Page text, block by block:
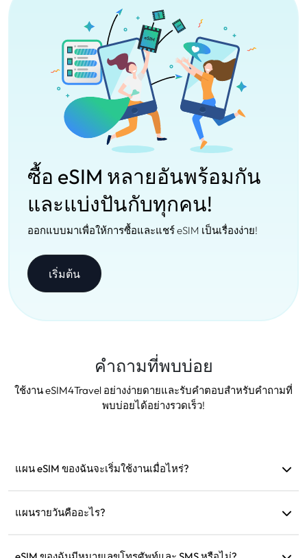
ซื้อ eSIM หลายอันพร้อมกัน
และแบ่งปันกับทุกคน!
ออกแบบมาเพื่อให้การซื้อและแชร์ eSIM เป็นเรื่องง่าย!
เริ่มต้น
คำถามที่พบบ่อย
ใช้งาน eSIM4Travel อย่างง่ายดายและรับคำตอบสำหรับคำถามที่
พบบ่อยได้อย่างรวดเร็ว!
แผน eSIM ของฉันจะเริ่มใช้งานเมื่อไหร่?
แนะนำให้ติดตั้งก่อนออกเดินทาง
แผนรายวันคืออะไร?